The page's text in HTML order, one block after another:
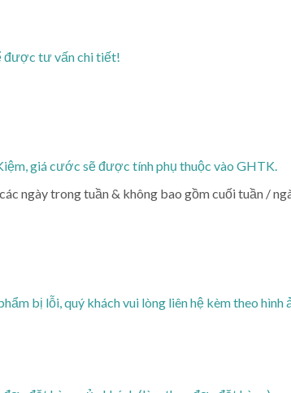
được tư vấn chi tiết!
giá cước sẽ được tính phụ thuộc vào GHTK.
ngày trong tuần & không bao gồm cuối tuần /
bị lỗi, quý khách vui lòng liên hệ kèm theo hình